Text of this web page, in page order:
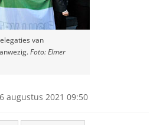
van
Foto: Elmer
augustus 2021 09:50